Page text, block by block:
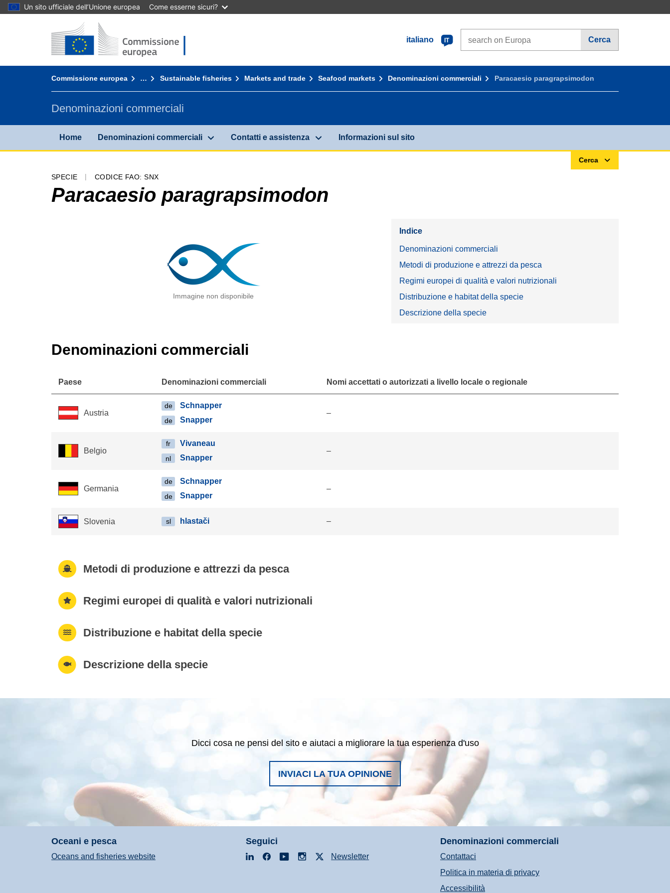
Un sito ufficiale dell’Unione europea Come esserne sicuri?
Vai al contenutoHome - Commissione europea
italiano
IT Cerca
Commissione europea … Sustainable fisheries Markets and trade Seafood markets Denominazioni commerciali Paracaesio paragrapsimodon
Denominazioni commerciali
Home Denominazioni commerciali Contatti e assistenza Informazioni sul sito
Cerca
SPECIE CODICE FAO: SNX
Paracaesio paragrapsimodon
Immagine non disponibile
Indice
Denominazioni commerciali
Metodi di produzione e attrezzi da pesca
Regimi europei di qualità e valori nutrizionali
Distribuzione e habitat della specie
Descrizione della specie
Denominazioni commerciali
Paese Denominazioni commerciali Nomi accettati o autorizzati a livello locale o regionale
Austria
de Schnapper
de Snapper
–
Belgio
fr Vivaneau
nl Snapper
–
Germania
de Schnapper
de Snapper
–
Slovenia sl hlastači –
Metodi di produzione e attrezzi da pesca
Regimi europei di qualità e valori nutrizionali
Distribuzione e habitat della specie
Descrizione della specie
Dicci cosa ne pensi del sito e aiutaci a migliorare la tua esperienza d'uso
INVIACI LA TUA OPINIONE
Oceani e pesca
Oceans and fisheries website
Seguici
LinkedInFacebookYouTubeInstagramNewsletter
Denominazioni commerciali
Contattaci
Politica in materia di privacy
Accessibilità